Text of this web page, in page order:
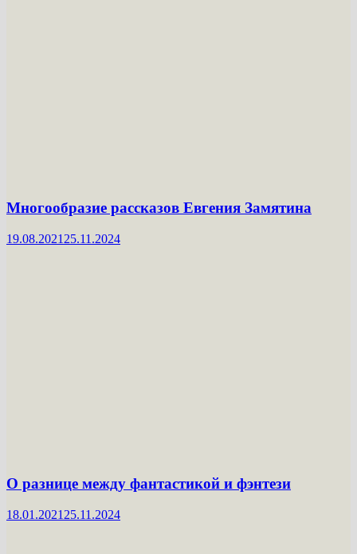
Многообразие рассказов Евгения Замятина
19.08.2021 25.11.2024
О разнице между фантастикой и фэнтези
18.01.2021 25.11.2024